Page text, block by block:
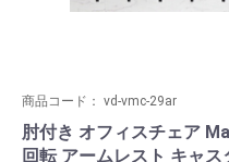
商品コード： vd-vmc-29ar
肘付き オフィスチェア
回転 アームレスト キャ